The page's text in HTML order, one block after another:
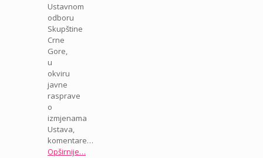
Ustavnom
odboru
Skupštine
Crne
Gore,
u
okviru
javne
rasprave
o
izmjenama
Ustava,
komentare…
Opširnije…